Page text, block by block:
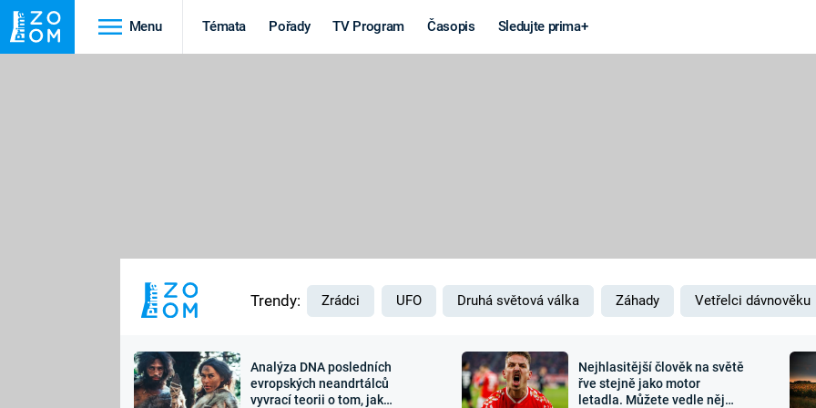
Menu Témata Pořady TV Program Časopis Sledujte prima+
MARS
Výročí
Záhady a
Trendy: Zrádci UFO Druhá světová válka Záhady Vetřelci dávnověku
Analýza DNA posledních
evropských neandrtálců
vyvrací teorii o tom, jak
Nejhlasitější člověk na světě
řve stejně jako motor
letadla. Můžete vedle něj